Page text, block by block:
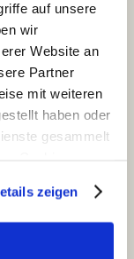
auf unsere
wir
Website an
Partner
mit weiteren
haben oder
gesammelt
mehr
können
zeigen
on
Ingredient
für